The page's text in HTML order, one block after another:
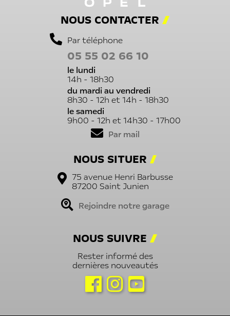
NOUS CONTACTER
Par téléphone
05 55 02 66 10
le lundi
14h - 18h30
du mardi au vendredi
8h30 - 12h et 14h - 18h30
le samedi
9h00 - 12h et 14h30 - 17h00
Par mail
NOUS SITUER
75 avenue Henri Barbusse
87200 Saint Junien
Rejoindre notre garage
NOUS SUIVRE
Rester informé des
dernières nouveautés
Nous suivre sur Facebook
Nous suivre sur Instagram
Nous suivre sur notre